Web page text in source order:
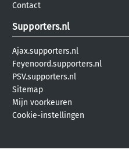
Contact
Supporters.nl
Ajax.supporters.nl
Feyenoord.supporters.nl
PSV.supporters.nl
Sitemap
Mijn voorkeuren
Cookie-instellingen